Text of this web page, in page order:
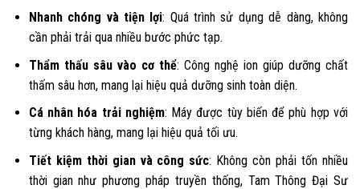
Nhanh chóng và tiện lợi: Quá trình sử dụng dễ dàng, không
cần phải trải qua nhiều bước phức tạp.
Thẩm thấu sâu vào cơ thể: Công nghệ ion giúp dưỡng chất
thấm sâu hơn, mang lại hiệu quả dưỡng sinh toàn diện.
Cá nhân hóa trải nghiệm: Máy được tùy biến để phù hợp với
từng khách hàng, mang lại hiệu quả tối ưu.
Tiết kiệm thời gian và công sức: Không còn phải tốn nhiều
thời gian như phương pháp truyền thống, Tam Thông Đại Sư